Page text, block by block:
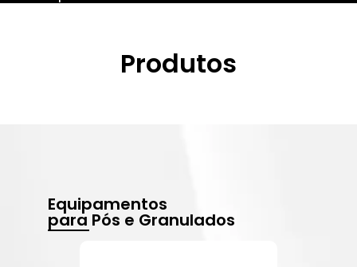
Produtos
Equipamentos
para Pós e Granulados